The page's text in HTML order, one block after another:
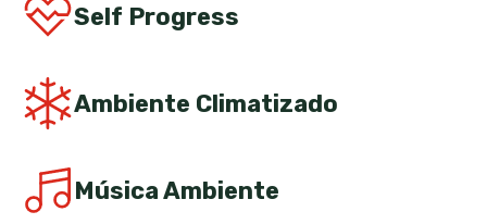
Self Progress
Ambiente Climatizado
Música Ambiente